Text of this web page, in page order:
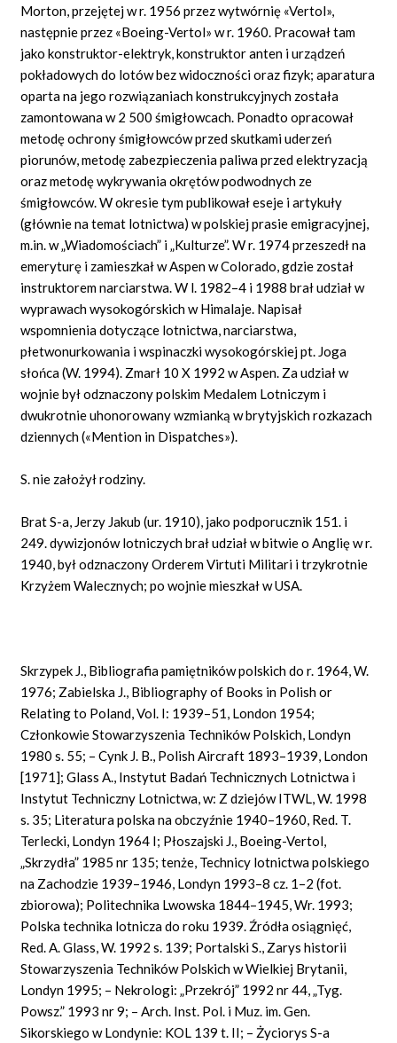
Morton, przejętej w r. 1956 przez wytwórnię «Vertol»,
następnie przez «Boeing-Vertol» w r. 1960. Pracował tam
jako konstruktor-elektryk, konstruktor anten i urządzeń
pokładowych do lotów bez widoczności oraz fizyk; aparatura
oparta na jego rozwiązaniach konstrukcyjnych została
zamontowana w 2 500 śmigłowcach. Ponadto opracował
metodę ochrony śmigłowców przed skutkami uderzeń
piorunów, metodę zabezpieczenia paliwa przed elektryzacją
oraz metodę wykrywania okrętów podwodnych ze
śmigłowców. W okresie tym publikował eseje i artykuły
(głównie na temat lotnictwa) w polskiej prasie emigracyjnej,
m.in. w „Wiadomościach” i „Kulturze”. W r. 1974 przeszedł na
emeryturę i zamieszkał w Aspen w Colorado, gdzie został
instruktorem narciarstwa. W l. 1982–4 i 1988 brał udział w
wyprawach wysokogórskich w Himalaje. Napisał
wspomnienia dotyczące lotnictwa, narciarstwa,
płetwonurkowania i wspinaczki wysokogórskiej pt. Joga
słońca (W. 1994). Zmarł 10 X 1992 w Aspen. Za udział w
wojnie był odznaczony polskim Medalem Lotniczym i
dwukrotnie uhonorowany wzmianką w brytyjskich rozkazach
dziennych («Mention in Dispatches»).
S. nie założył rodziny.
Brat S-a, Jerzy Jakub (ur. 1910), jako podporucznik 151. i
249. dywizjonów lotniczych brał udział w bitwie o Anglię w r.
1940, był odznaczony Orderem Virtuti Militari i trzykrotnie
Krzyżem Walecznych; po wojnie mieszkał w USA.
Skrzypek J., Bibliografia pamiętników polskich do r. 1964, W.
1976; Zabielska J., Bibliography of Books in Polish or
Relating to Poland, Vol. I: 1939–51, London 1954;
Członkowie Stowarzyszenia Techników Polskich, Londyn
1980 s. 55; – Cynk J. B., Polish Aircraft 1893–1939, London
[1971]; Glass A., Instytut Badań Technicznych Lotnictwa i
Instytut Techniczny Lotnictwa, w: Z dziejów ITWL, W. 1998
s. 35; Literatura polska na obczyźnie 1940–1960, Red. T.
Terlecki, Londyn 1964 I; Płoszajski J., Boeing-Vertol,
„Skrzydła” 1985 nr 135; tenże, Technicy lotnictwa polskiego
na Zachodzie 1939–1946, Londyn 1993–8 cz. 1–2 (fot.
zbiorowa); Politechnika Lwowska 1844–1945, Wr. 1993;
Polska technika lotnicza do roku 1939. Źródła osiągnięć,
Red. A. Glass, W. 1992 s. 139; Portalski S., Zarys historii
Stowarzyszenia Techników Polskich w Wielkiej Brytanii,
Londyn 1995; – Nekrologi: „Przekrój” 1992 nr 44, „Tyg.
Powsz.” 1993 nr 9; – Arch. Inst. Pol. i Muz. im. Gen.
Sikorskiego w Londynie: KOL 139 t. II; – Życiorys S-a